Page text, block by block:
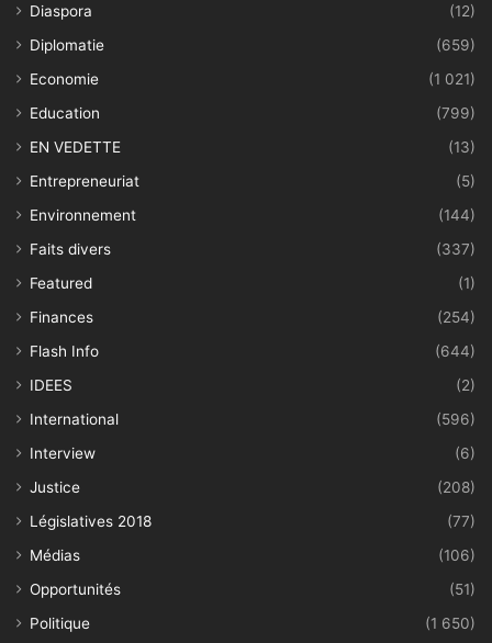
Diaspora
(12)
Diplomatie
(659)
Economie
(1 021)
Education
(799)
EN VEDETTE
(13)
Entrepreneuriat
(5)
Environnement
(144)
Faits divers
(337)
Featured
(1)
Finances
(254)
Flash Info
(644)
IDEES
(2)
International
(596)
Interview
(6)
Justice
(208)
Législatives 2018
(77)
Médias
(106)
Opportunités
(51)
Politique
(1 650)